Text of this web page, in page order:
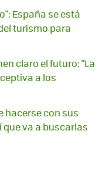
España se está
turismo para
claro el futuro: "La
a los
hacerse con sus
va a buscarlas